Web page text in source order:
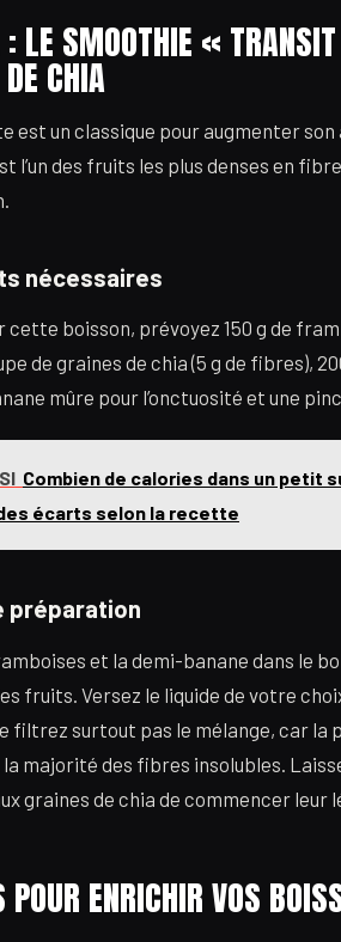
: LE SMOOTHIE «
CHIA
est un classique pour augmenter
l’un des fruits les plus denses en
nécessaires
cette boisson, prévoyez 150 g de
de graines de chia (5 g de fibres),
mûre pour l’onctuosité et une
Combien de calories dans un petit
écarts selon la recette
préparation
et la demi-banane dans le
fruits. Versez le liquide de votre
filtrez surtout pas le mélange, car
majorité des fibres insolubles.
graines de chia de commencer leur
POUR ENRICHIR VOS